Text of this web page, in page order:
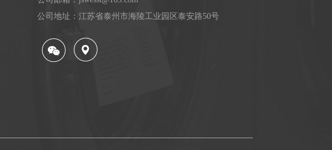
公司地址：江苏省泰州市海陵工业园区泰安路50号